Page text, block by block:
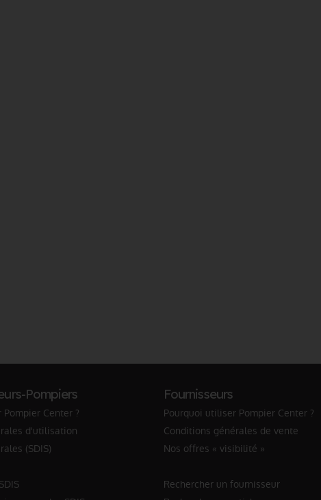
Pompiers
Center ?
d'utilisation
(SDIS)
Fournisseurs
Pourquoi utiliser Pompier Center ?
Conditions générales de vente
Nos offres « visibilité »
Rechercher un fournisseur